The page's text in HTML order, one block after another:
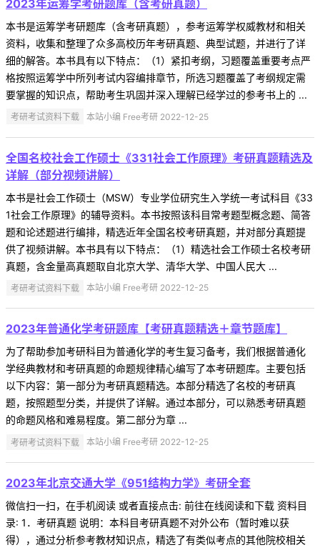
2023年运筹学考研题库（含考研真题）
本书是运筹学考研题库（含考研真题），参考运筹学权威教材和相关
资料，收集和整理了众多高校历年考研真题、典型试题，并进行了详
细的解答。本书具有以下特点：（1）紧扣考纲，习题覆盖重要考点严
格按照运筹学中所列考试内容编排章节，所选习题覆盖了考纲规定需
要掌握的知识点，帮助考生巩固并深入理解已经学过的参考书上的 ...
考研考试资料下载 本站小编 Free考研 2022-12-25
全国名校社会工作硕士《331社会工作原理》考研真题精选及
详解（部分视频讲解）
本书是社会工作硕士（MSW）专业学位研究生入学统一考试科目《33
1社会工作原理》的辅导资料。本书按照该科目常考题型概念题、简答
题和论述题进行编排，精选近年全国名校考研真题，并对部分真题提
供了视频讲解。本书具有以下特点：（1）精选社会工作硕士名校考研
真题，含金量高真题取自北京大学、清华大学、中国人民大 ...
考研考试资料下载 本站小编 Free考研 2022-12-25
2023年普通化学考研题库【考研真题精选＋章节题库】
为了帮助参加考研科目为普通化学的考生复习备考，我们根据普通化
学经典教材和考研真题的命题规律精心编写了本考研题库。主要包括
以下内容：第一部分为考研真题精选。本部分精选了名校的考研真
题，按照题型分类，并提供了详解。通过本部分，可以熟悉考研真题
的命题风格和难易程度。第二部分为章 ...
考研考试资料下载 本站小编 Free考研 2022-12-25
2023年北京交通大学《951结构力学》考研全套
微信扫一扫，在手机阅读 或者直接点击: 前往在线阅读和下载 资料目
录: 1．考研真题 说明：本科目考研真题不对外公布（暂时难以获
得），通过分析参考教材知识点，精选了有类似考点的其他院校相关